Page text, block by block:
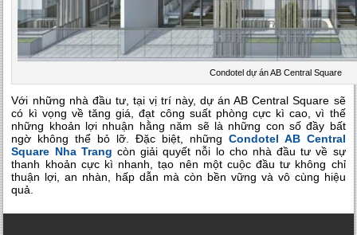
Condotel dự án AB Central Square
Với những nhà đầu tư, tại vị trí này, dự án AB Central Square sẽ
có kì vọng về tăng giá, đạt công suất phòng cực kì cao, vì thế
những khoản lợi nhuận hằng năm sẽ là những con số đầy bất
ngờ không thể bỏ lỡ. Đặc biệt, những Condotel AB Central
Square Nha Trang còn giải quyết nỗi lo cho nhà đầu tư về sự
thanh khoản cực kì nhanh, tạo nên một cuộc đầu tư không chỉ
thuận lợi, an nhàn, hấp dẫn mà còn bền vững và vô cùng hiệu
quả.